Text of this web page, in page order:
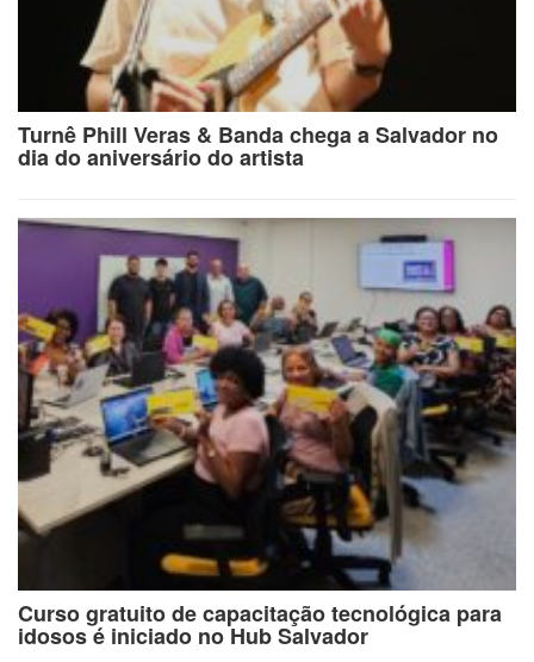
Turnê Phill Veras & Banda chega a Salvador no
dia do aniversário do artista
Curso gratuito de capacitação tecnológica para
idosos é iniciado no Hub Salvador